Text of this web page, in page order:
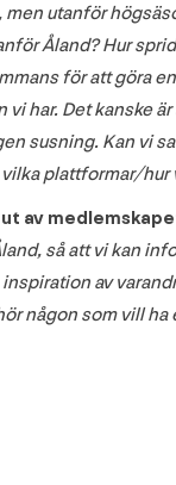
utanför
Åland? Hur
för att göra
har. Det kanske
susning. Kan vi
plattformar/hur
av
så att vi kan
av
någon som vill